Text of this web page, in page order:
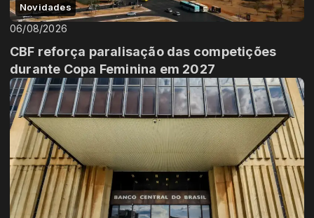
Novidades
06/08/2026
CBF reforça paralisação das competições
durante Copa Feminina em 2027